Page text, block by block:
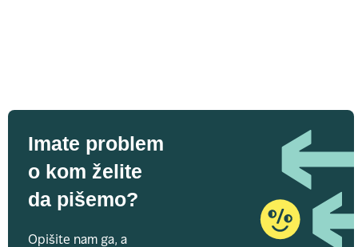
Imate problem
o kom želite
da pišemo?
Opišite nam ga, a